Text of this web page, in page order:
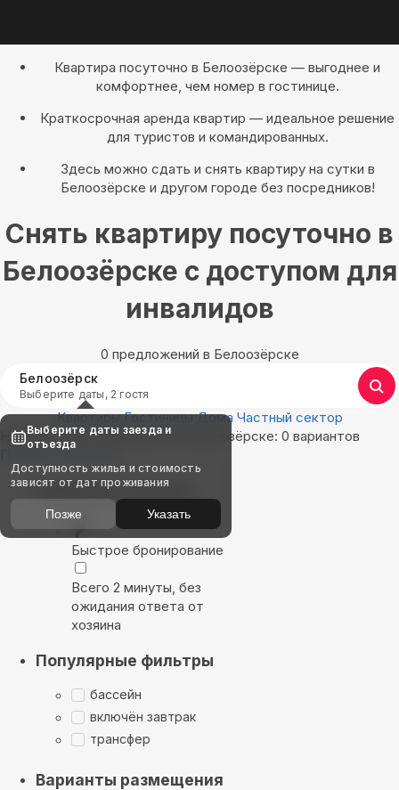
Квартира посуточно в Белоозёрске — выгоднее и
комфортнее, чем номер в гостинице.
Краткосрочная аренда квартир — идеальное решение
для туристов и командированных.
Здесь можно сдать и снять квартиру на сутки в
Белоозёрске и другом городе без посредников!
Снять квартиру посуточно в
Белоозёрске с доступом для
инвалидов
0 предложений в Белоозёрске
Белоозёрск
Выберите даты, 2 гостя
Квартиры Гостиницы Дома Частный сектор
Найдём, где остановиться в Белоозёрске: 0 вариантов
Показать на карте
Выбирайте лучшее
Быстрое бронирование
Всего 2 минуты, без
ожидания ответа от
хозяина
Популярные фильтры
бассейн
включён завтрак
трансфер
Варианты размещения
Выберите даты заезда и
отъезда
Доступность жилья и стоимость
зависят от дат проживания
Позже Указать